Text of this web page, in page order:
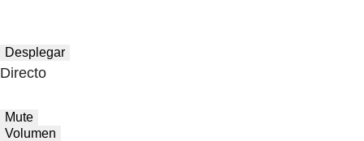
Desplegar
Directo
Mute
Volumen